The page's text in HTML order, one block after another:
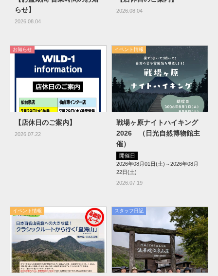
らせ】
2026.08.04
2026.08.04
お知らせ
【店休日のご案内】
2026.07.22
イベント情報
戦場ヶ原ナイトハイキング
2026 （日光自然博物館主
催）
開催日
2026年08月01日(土)～2026年08月
22日(土)
2026.07.19
イベント情報 スタッフ日記